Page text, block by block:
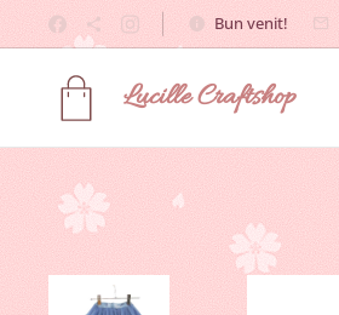
Bun venit!
LucilleCraftshop